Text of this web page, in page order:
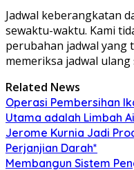
Jadwal keberangkatan
sewaktu-waktu. Kami
perubahan jadwal yang
memeriksa jadwal
Related News
Operasi Pembersihan
Utama adalah Limbah
Jerome Kurnia Jadi
Perjanjian Darah*
Membangun Sistem